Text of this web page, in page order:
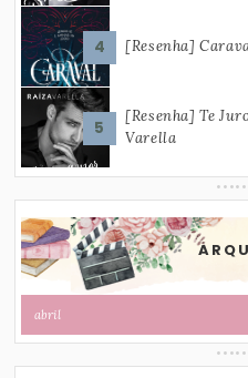
[Resenha]
[Resenha] Te
Varella